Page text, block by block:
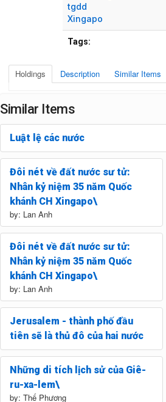
tgdd
Xingapo
Tags:
Holdings Description Similar Items
Similar Items
Luật lệ các nước
Đôi nét về đất nước sư tử:
Nhân kỷ niệm 35 năm Quốc
khánh CH Xingapo\
by: Lan Anh
Đôi nét về đất nước sư tử:
Nhân kỷ niệm 35 năm Quốc
khánh CH Xingapo\
by: Lan Anh
Jerusalem - thành phố đầu
tiên sẽ là thủ đô của hai nước
Những di tích lịch sử của Giê-
ru-xa-lem\
by: Thế Phương